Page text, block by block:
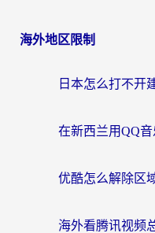
海外地区限制